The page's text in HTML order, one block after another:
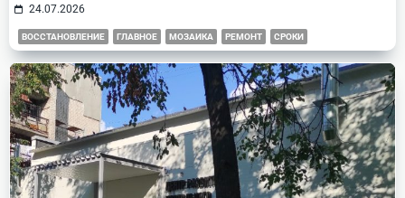
24.07.2026
ВОССТАНОВЛЕНИЕ ГЛАВНОЕ МОЗАИКА РЕМОНТ СРОКИ